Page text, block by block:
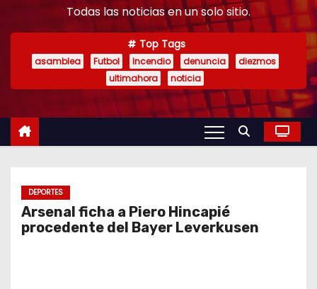
Todas las noticias en un solo sitio.
Top Tags
asamblea Futbol Incendio denuncia
diezmos
ultimahora
noticia
DEPORTES
Arsenal ficha a Piero Hincapié
procedente del Bayer Leverkusen